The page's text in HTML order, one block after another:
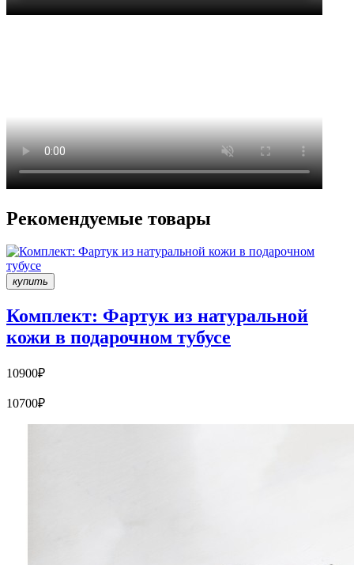
Рекомендуемые товары
купить
Комплект: Фартук из натуральной
кожи в подарочном тубусе
10900₽
10700₽